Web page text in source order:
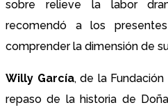
sobre relieve la labor
recomendó a los
comprender la dimensión de
Willy García, de la
repaso de la historia de